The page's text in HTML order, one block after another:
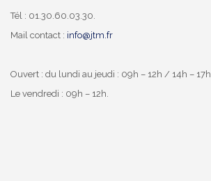
Tél : 01.30.60.03.30.
Mail contact : info@jtm.fr
Ouvert : du lundi au jeudi : 09h – 12h / 14h – 17h
Le vendredi : 09h – 12h.